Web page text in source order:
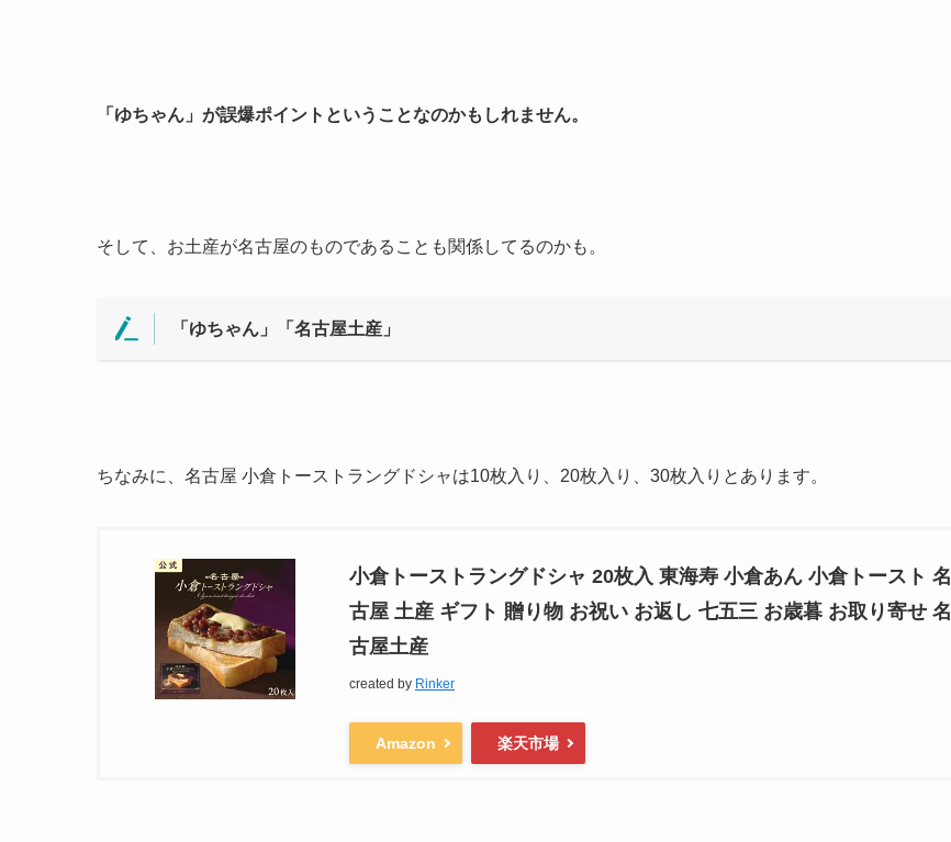
「ゆちゃん」が誤爆ポイントということなのかもしれません。
そして、お土産が名古屋のものであることも関係してるのかも。
「ゆちゃん」「名古屋土産」
ちなみに、名古屋 小倉トーストラングドシャは10枚入り、20枚入り、30枚入りとあります。
小倉トーストラングドシャ 20枚入 東海寿 小倉あん 小倉トースト 名
古屋 土産 ギフト 贈り物 お祝い お返し 七五三 お歳暮 お取り寄せ 名
古屋土産
created by Rinker
Amazon 楽天市場